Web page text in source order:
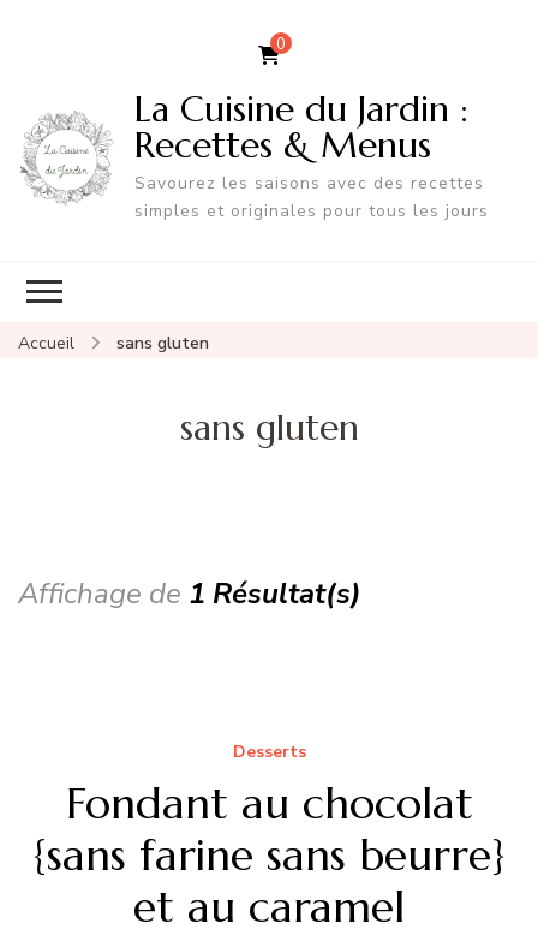
0
La Cuisine du Jardin :
Recettes & Menus
Savourez les saisons avec des recettes
simples et originales pour tous les jours
Accueil sans gluten
sans gluten
Affichage de 1 Résultat(s)
Desserts
Fondant au chocolat
{sans farine sans beurre}
et au caramel